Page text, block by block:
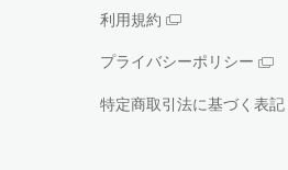
利用規約
プライバシーポリシー
特定商取引法に基づく表記